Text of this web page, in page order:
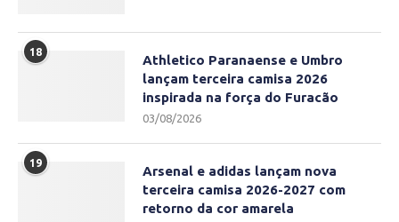
18
Athletico Paranaense e Umbro
lançam terceira camisa 2026
inspirada na força do Furacão
03/08/2026
19
Arsenal e adidas lançam nova
terceira camisa 2026-2027 com
retorno da cor amarela